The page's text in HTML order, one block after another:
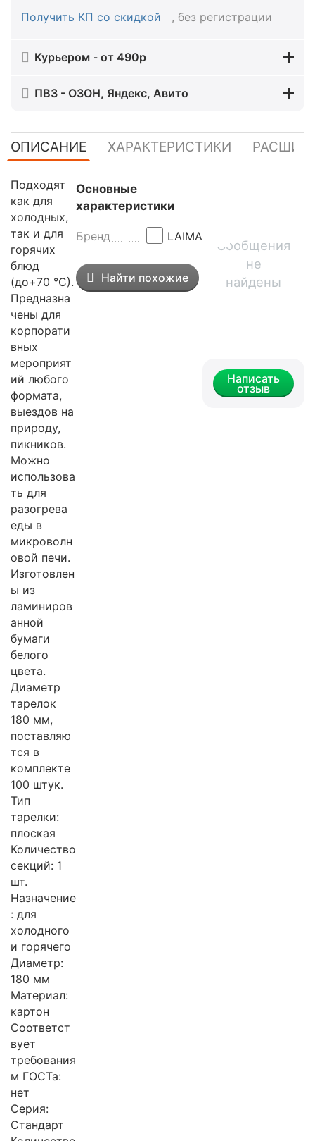
Получить КП со скидкой
, без регистрации
Курьером - от 490р
ПВЗ - ОЗОН, Яндекс, Авито
ОПИСАНИЕ ХАРАКТЕРИСТИКИ
Подходят
как для
холодных,
так и для
горячих
блюд
(до+70 °С).
Предназна
чены для
корпорати
вных
мероприят
ий любого
формата,
выездов на
природу,
пикников.
Можно
использова
ть для
разогрева
еды в
микроволн
овой печи.
Изготовлен
ы из
ламиниров
анной
бумаги
белого
цвета.
Диаметр
тарелок
180 мм,
поставляю
тся в
комплекте
100 штук.
Тип
тарелки:
плоская
Количество
секций: 1
шт.
Назначение
: для
холодного
и горячего
Диаметр:
180 мм
Материал:
картон
Соответст
вует
требования
м ГОСТа:
нет
Серия:
Стандарт
Основные
характеристики
Бренд LAIMA
Найти похожие
Сообщения
не
найдены
Написать
отзыв